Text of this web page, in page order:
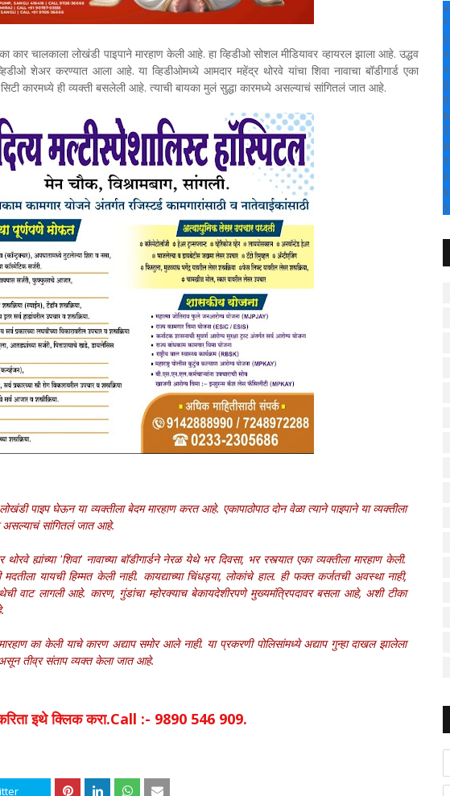
कार चालकाला लोखंडी पाइपाने मारहाण केली आहे. हा व्हिडीओ सोशल मीडियावर व्हायरल झाला आहे. उद्धव
शेअर करण्यात आला आहे. या व्हिडीओमध्ये आमदार महेंद्र थोरवे यांचा शिवा नावाचा बॉडीगार्ड एका
कारमध्ये ही व्यक्ती बसलेली आहे. त्याची बायका मुलं सुद्धा कारमध्ये असल्याचं सांगितलं जात आहे.
लोखंडी पाइप घेऊन या व्यक्तीला बेदम मारहाण करत आहे. एकापाठोपाठ दोन वेळा त्याने पाइपाने या व्यक्तीला
असल्याचं सांगितलं जात आहे.
थोरवे ह्यांच्या 'शिवा' नावाच्या बॉडीगार्डने नेरळ येथे भर दिवसा, भर रस्त्यात एका व्यक्तीला मारहाण केली.
यायची हिम्मत केली नाही. कायद्याच्या चिंधड्या, लोकांचे हाल. ही फक्त कर्जतची अवस्था नाही,
वाट लागली आहे. कारण, गुंडांचा म्होरक्याच बेकायदेशीरपणे मुख्यमंत्रिपदावर बसला आहे, अशी टीका
मारहाण का केली याचे कारण अद्याप समोर आले नाही. या प्रकरणी पोलिसांमध्ये अद्याप गुन्हा दाखल झालेला
असून तीव्र संताप व्यक्त केला जात आहे.
इथे क्लिक करा.Call :- 9890 546 909.
+
°
C
+
+